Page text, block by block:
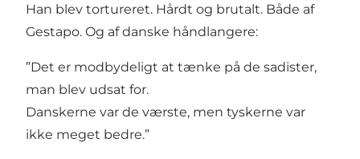
Han blev tortureret. Hårdt og brutalt. Både af
Gestapo. Og af danske håndlangere:
”Det er modbydeligt at tænke på de sadister,
man blev udsat for.
Danskerne var de værste, men tyskerne var
ikke meget bedre.”